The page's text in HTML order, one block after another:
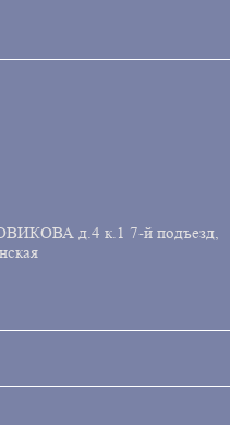
д.4 к.1 7-й подъезд,